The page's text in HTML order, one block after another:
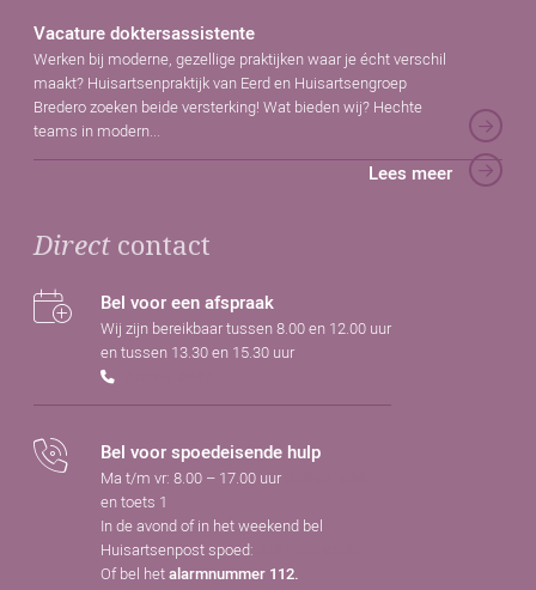
Vacature doktersassistente
Werken bij moderne, gezellige praktijken waar je écht verschil
maakt? Huisartsenpraktijk van Eerd en Huisartsengroep
Bredero zoeken beide versterking! Wat bieden wij? Hechte
teams in modern...
Lees meer
Directcontact
Bel voor een afspraak
Wij zijn bereikbaar tussen 8.00 en 12.00 uur
en tussen 13.30 en 15.30 uur
Bel voor spoedeisende hulp
Ma t/m vr: 8.00 – 17.00 uur
en toets 1
In de avond of in het weekend bel
Huisartsenpost spoed:
Of bel hetalarmnummer 112.